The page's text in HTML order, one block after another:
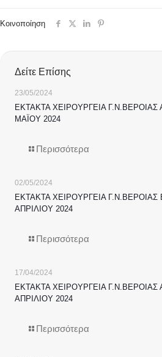
Κοινοποίηση
Δείτε Επίσης
23/05/2024
ΕΚΤΑΚΤΑ ΧΕΙΡΟΥΡΓΕΙΑ
ΜΑΪΟΥ 2024
Περισσότερα
02/05/2024
ΕΚΤΑΚΤΑ ΧΕΙΡΟΥΡΓΕΙΑ
ΑΠΡΙΛΙΟΥ 2024
Περισσότερα
17/04/2024
ΕΚΤΑΚΤΑ ΧΕΙΡΟΥΡΓΕΙΑ
ΑΠΡΙΛΙΟΥ 2024
Περισσότερα